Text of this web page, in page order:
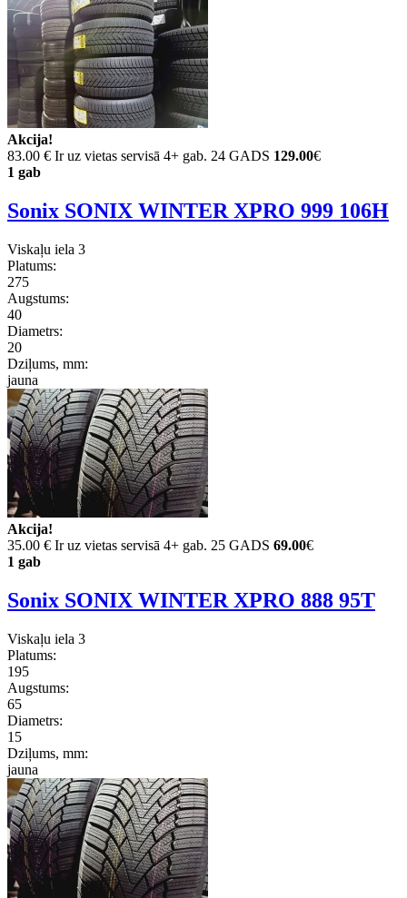
Akcija!
83.00 € Ir uz vietas servisā 4+ gab. 24 GADS 129.00€
1 gab
Sonix SONIX WINTER XPRO 999 106H
Viskaļu iela 3
Platums:
275
Augstums:
40
Diametrs:
20
Dziļums, mm:
jauna
Akcija!
35.00 € Ir uz vietas servisā 4+ gab. 25 GADS 69.00€
1 gab
Sonix SONIX WINTER XPRO 888 95T
Viskaļu iela 3
Platums:
195
Augstums:
65
Diametrs:
15
Dziļums, mm:
jauna